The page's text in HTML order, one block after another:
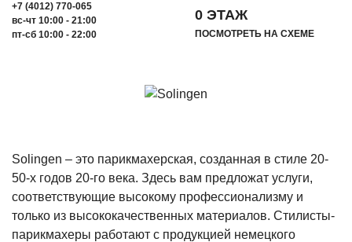
+7 (4012) 770-065
вс-чт 10:00 - 21:00
пт-сб 10:00 - 22:00
0 ЭТАЖ
ПОСМОТРЕТЬ НА СХЕМЕ
Solingen – это парикмахерская, созданная в стиле 20-
50-х годов 20-го века. Здесь вам предложат услуги,
соответствующие высокому профессионализму и
только из высококачественных материалов. Стилисты-
парикмахеры работают с продукцией немецкого